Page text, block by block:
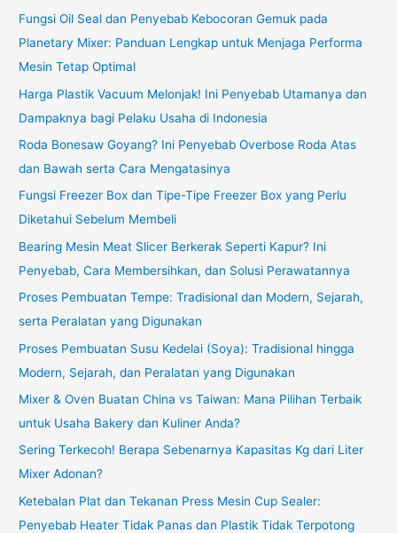
Fungsi Oil Seal dan Penyebab Kebocoran Gemuk pada
Planetary Mixer: Panduan Lengkap untuk Menjaga Performa
Mesin Tetap Optimal
Harga Plastik Vacuum Melonjak! Ini Penyebab Utamanya dan
Dampaknya bagi Pelaku Usaha di Indonesia
Roda Bonesaw Goyang? Ini Penyebab Overbose Roda Atas
dan Bawah serta Cara Mengatasinya
Fungsi Freezer Box dan Tipe-Tipe Freezer Box yang Perlu
Diketahui Sebelum Membeli
Bearing Mesin Meat Slicer Berkerak Seperti Kapur? Ini
Penyebab, Cara Membersihkan, dan Solusi Perawatannya
Proses Pembuatan Tempe: Tradisional dan Modern, Sejarah,
serta Peralatan yang Digunakan
Proses Pembuatan Susu Kedelai (Soya): Tradisional hingga
Modern, Sejarah, dan Peralatan yang Digunakan
Mixer & Oven Buatan China vs Taiwan: Mana Pilihan Terbaik
untuk Usaha Bakery dan Kuliner Anda?
Sering Terkecoh! Berapa Sebenarnya Kapasitas Kg dari Liter
Mixer Adonan?
Ketebalan Plat dan Tekanan Press Mesin Cup Sealer:
Penyebab Heater Tidak Panas dan Plastik Tidak Terpotong